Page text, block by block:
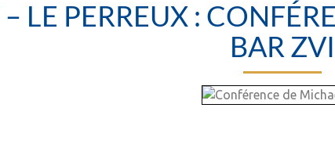
LE PERREUX :
BAR ZVI